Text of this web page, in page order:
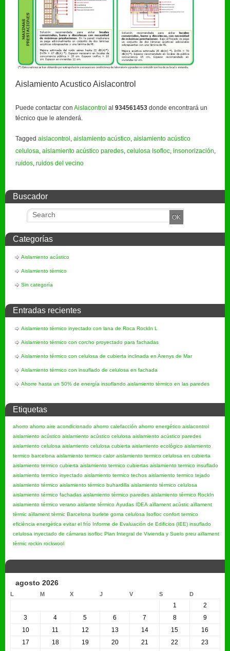
Aislamiento Acustico Aislacontrol
Puede contactar con Aislacontrol al 934561453 donde encontrará un
técnico que le atenderá.
Tagged aislacontrol , aislamiento acústico, aislamiento acústico
celulosa, aislamiento acústico paredes, celulosa Isofloc, insonorización,
ruidos, ruidos del vecino
Buscador
Categorías
Aislamiento acústico
Aislamiento térmico
Sin categoría
Entradas recientes
Aislamiento térmico inyectado con lana de Roca RockIn L
Aislamiento térmico con corcho proyectado para fachadas
Aislamiento térmico con celulosa de cubierta inclinada en Arenys de Mar
Aislamiento térmico con insuflado de celulosa en fachada
Ahorre hasta un 50% de energía insuflando aislamiento térmico en las paredes
Etiquetas
ahorro ahorro aire acondicionado ahorro calefacción ahorro energético aislacontrol
aislamiento acústico aislamiento acústico celulosa aislamiento acústico paredes
aislamiento celulosa aislamiento celulosa cubierta aislamiento ecológico aislamiento
termico barcelona aislamiento termico calor aislamiento termico celulosa en cubierta
aislamiento termico cubierta aislamiento termico cubiertas aislamiento termico insuflado
aislamiento termico inyectado aislamiento termico techos aislamiento termico tejado
aislamiento térmico aislamiento térmico buhardilla aislamiento térmico celulosa
aislamiento térmico fachadas aislamiento térmico paredes aislamiento térmico RockIn
aislamiento térmico verano aislante térmico Ayudas IDEA aïllament acústic aïllament
tèrmic aïllament tèrmic Barcelona burlete goma celulosa Isofloc confort termico
eficiència energètica evitar el frío Informe de Evaluación de Edificios (IEE) insuflado
celulosa inyectado de cámaras isofloc Plan Integral de Vivienda y Suelo preu aïllament
tèrmic rockin rockwool
agosto 2026
L M X J V S D
1
2
3
4 5 6 7 8
9
10
11 12 13 14 15
16
17
18 19 20 21 22 23